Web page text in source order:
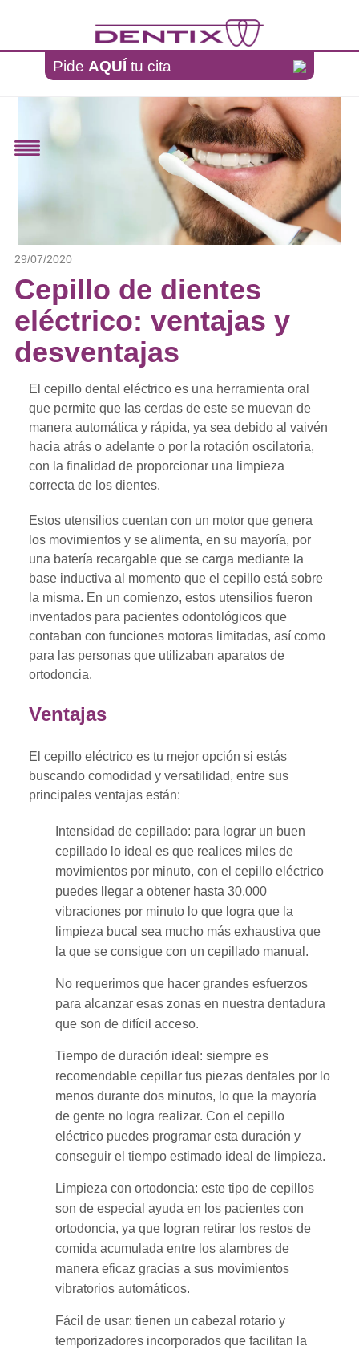
Pide AQUÍ tu cita
29/07/2020
Cepillo de dientes
eléctrico: ventajas y
desventajas
El cepillo dental eléctrico es una herramienta oral
que permite que las cerdas de este se muevan de
manera automática y rápida, ya sea debido al vaivén
hacia atrás o adelante o por la rotación oscilatoria,
con la finalidad de proporcionar una limpieza
correcta de los dientes.
Estos utensilios cuentan con un motor que genera
los movimientos y se alimenta, en su mayoría, por
una batería recargable que se carga mediante la
base inductiva al momento que el cepillo está sobre
la misma. En un comienzo, estos utensilios fueron
inventados para pacientes odontológicos que
contaban con funciones motoras limitadas, así como
para las personas que utilizaban aparatos de
ortodoncia.
Ventajas
El cepillo eléctrico es tu mejor opción si estás
buscando comodidad y versatilidad, entre sus
principales ventajas están:
Intensidad de cepillado: para lograr un buen
cepillado lo ideal es que realices miles de
movimientos por minuto, con el cepillo eléctrico
puedes llegar a obtener hasta 30,000
vibraciones por minuto lo que logra que la
limpieza bucal sea mucho más exhaustiva que
la que se consigue con un cepillado manual.
No requerimos que hacer grandes esfuerzos
para alcanzar esas zonas en nuestra dentadura
que son de difícil acceso.
Tiempo de duración ideal: siempre es
recomendable cepillar tus piezas dentales por lo
menos durante dos minutos, lo que la mayoría
de gente no logra realizar. Con el cepillo
eléctrico puedes programar esta duración y
conseguir el tiempo estimado ideal de limpieza.
Limpieza con ortodoncia: este tipo de cepillos
son de especial ayuda en los pacientes con
ortodoncia, ya que logran retirar los restos de
comida acumulada entre los alambres de
manera eficaz gracias a sus movimientos
vibratorios automáticos.
Fácil de usar: tienen un cabezal rotario y
temporizadores incorporados que facilitan la